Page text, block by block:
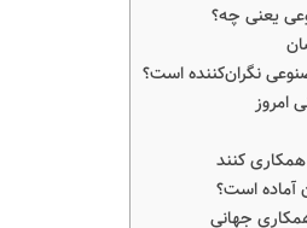
یعنی چه؟
نگران‌کننده است؟
امروز
همکاری کنند
آماده است؟
جهانی